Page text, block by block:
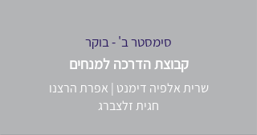
סימסטר ב' - בוקר
קבוצת הדרכה למנחים
שרית אלפיה דימנט | אפרת הרצנו
חגית זלצברג